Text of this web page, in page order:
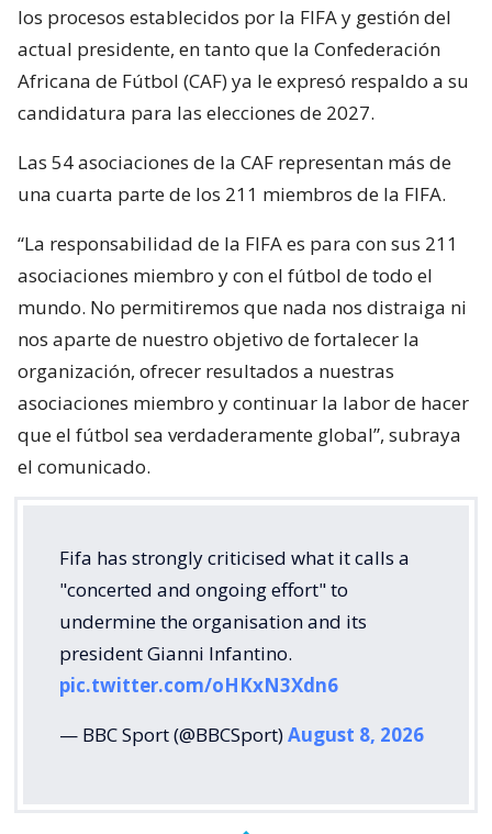
los procesos establecidos por la FIFA y gestión del
actual presidente, en tanto que la Confederación
Africana de Fútbol (CAF) ya le expresó respaldo a su
candidatura para las elecciones de 2027.
Las 54 asociaciones de la CAF representan más de
una cuarta parte de los 211 miembros de la FIFA.
“La responsabilidad de la FIFA es para con sus 211
asociaciones miembro y con el fútbol de todo el
mundo. No permitiremos que nada nos distraiga ni
nos aparte de nuestro objetivo de fortalecer la
organización, ofrecer resultados a nuestras
asociaciones miembro y continuar la labor de hacer
que el fútbol sea verdaderamente global”, subraya
el comunicado.
Fifa has strongly criticised what it calls a
"concerted and ongoing effort" to
undermine the organisation and its
president Gianni Infantino.
pic.twitter.com/oHKxN3Xdn6
— BBC Sport (@BBCSport)August 8, 2026